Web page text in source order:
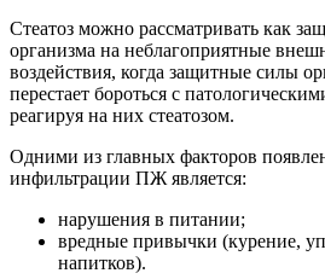
Стеатоз можно рассматривать как
организма на неблагоприятные
воздействия, когда защитные силы
перестает бороться с
реагируя на них стеатозом.
Одними из главных факторов
инфильтрации ПЖ является:
нарушения в питании;
вредные привычки (курение,
напитков).